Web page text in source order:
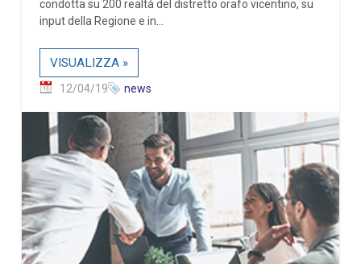
condotta su 200 realtà del distretto orafo vicentino, su
input della Regione e in...
VISUALIZZA »
12/04/19 news